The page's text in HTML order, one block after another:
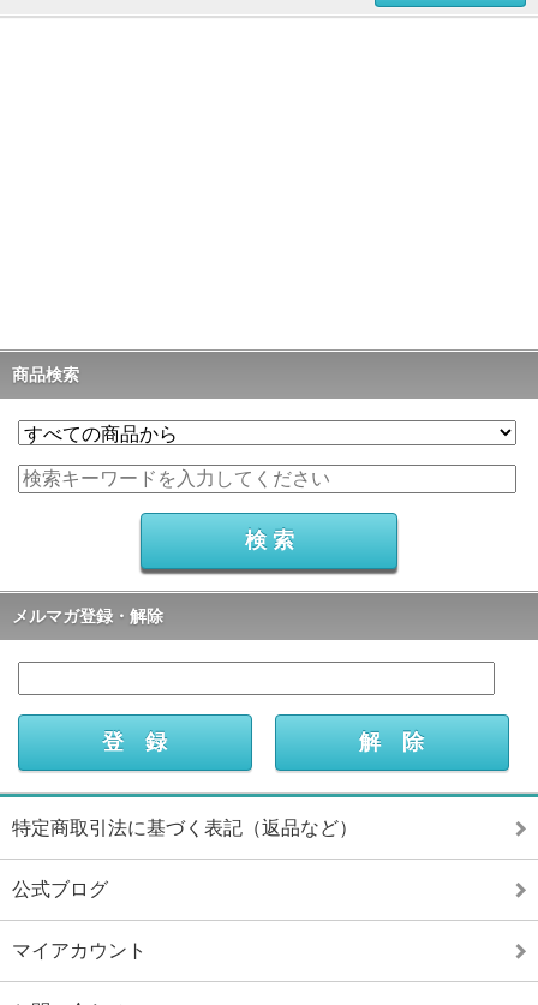
商品検索
メルマガ登録・解除
特定商取引法に基づく表記（返品など）
公式ブログ
マイアカウント